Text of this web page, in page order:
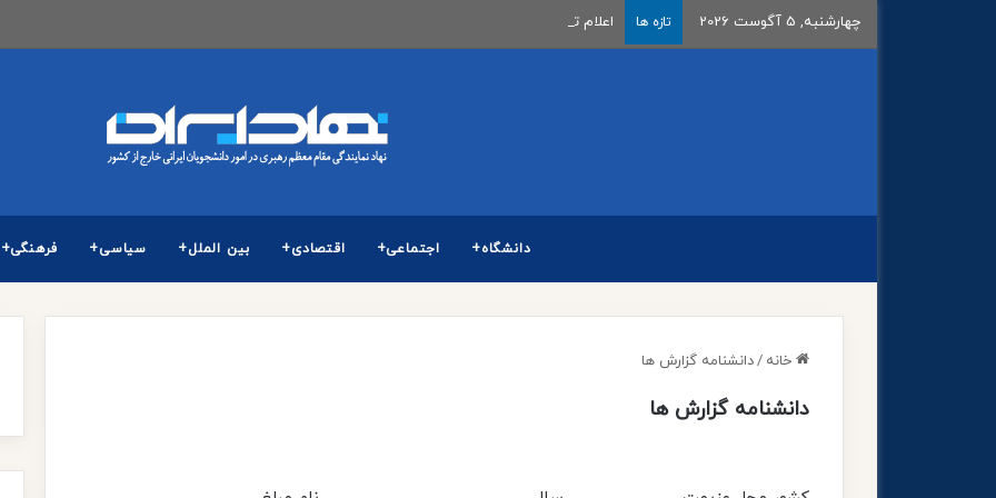
چهارشنبه, 5 آگوست 2026 تازه ها اعلام تاریخ ثبت‌نام و برگزاری آزمون كارشناسی ارشد ناپیوسته سال 1405
دانشگاه+ اجتماعی+ اقتصادی+ بین الملل+ سیاسی+ فرهنگی+
خانه /دانشنامه گزارش ها
دانشنامه گزارش ها